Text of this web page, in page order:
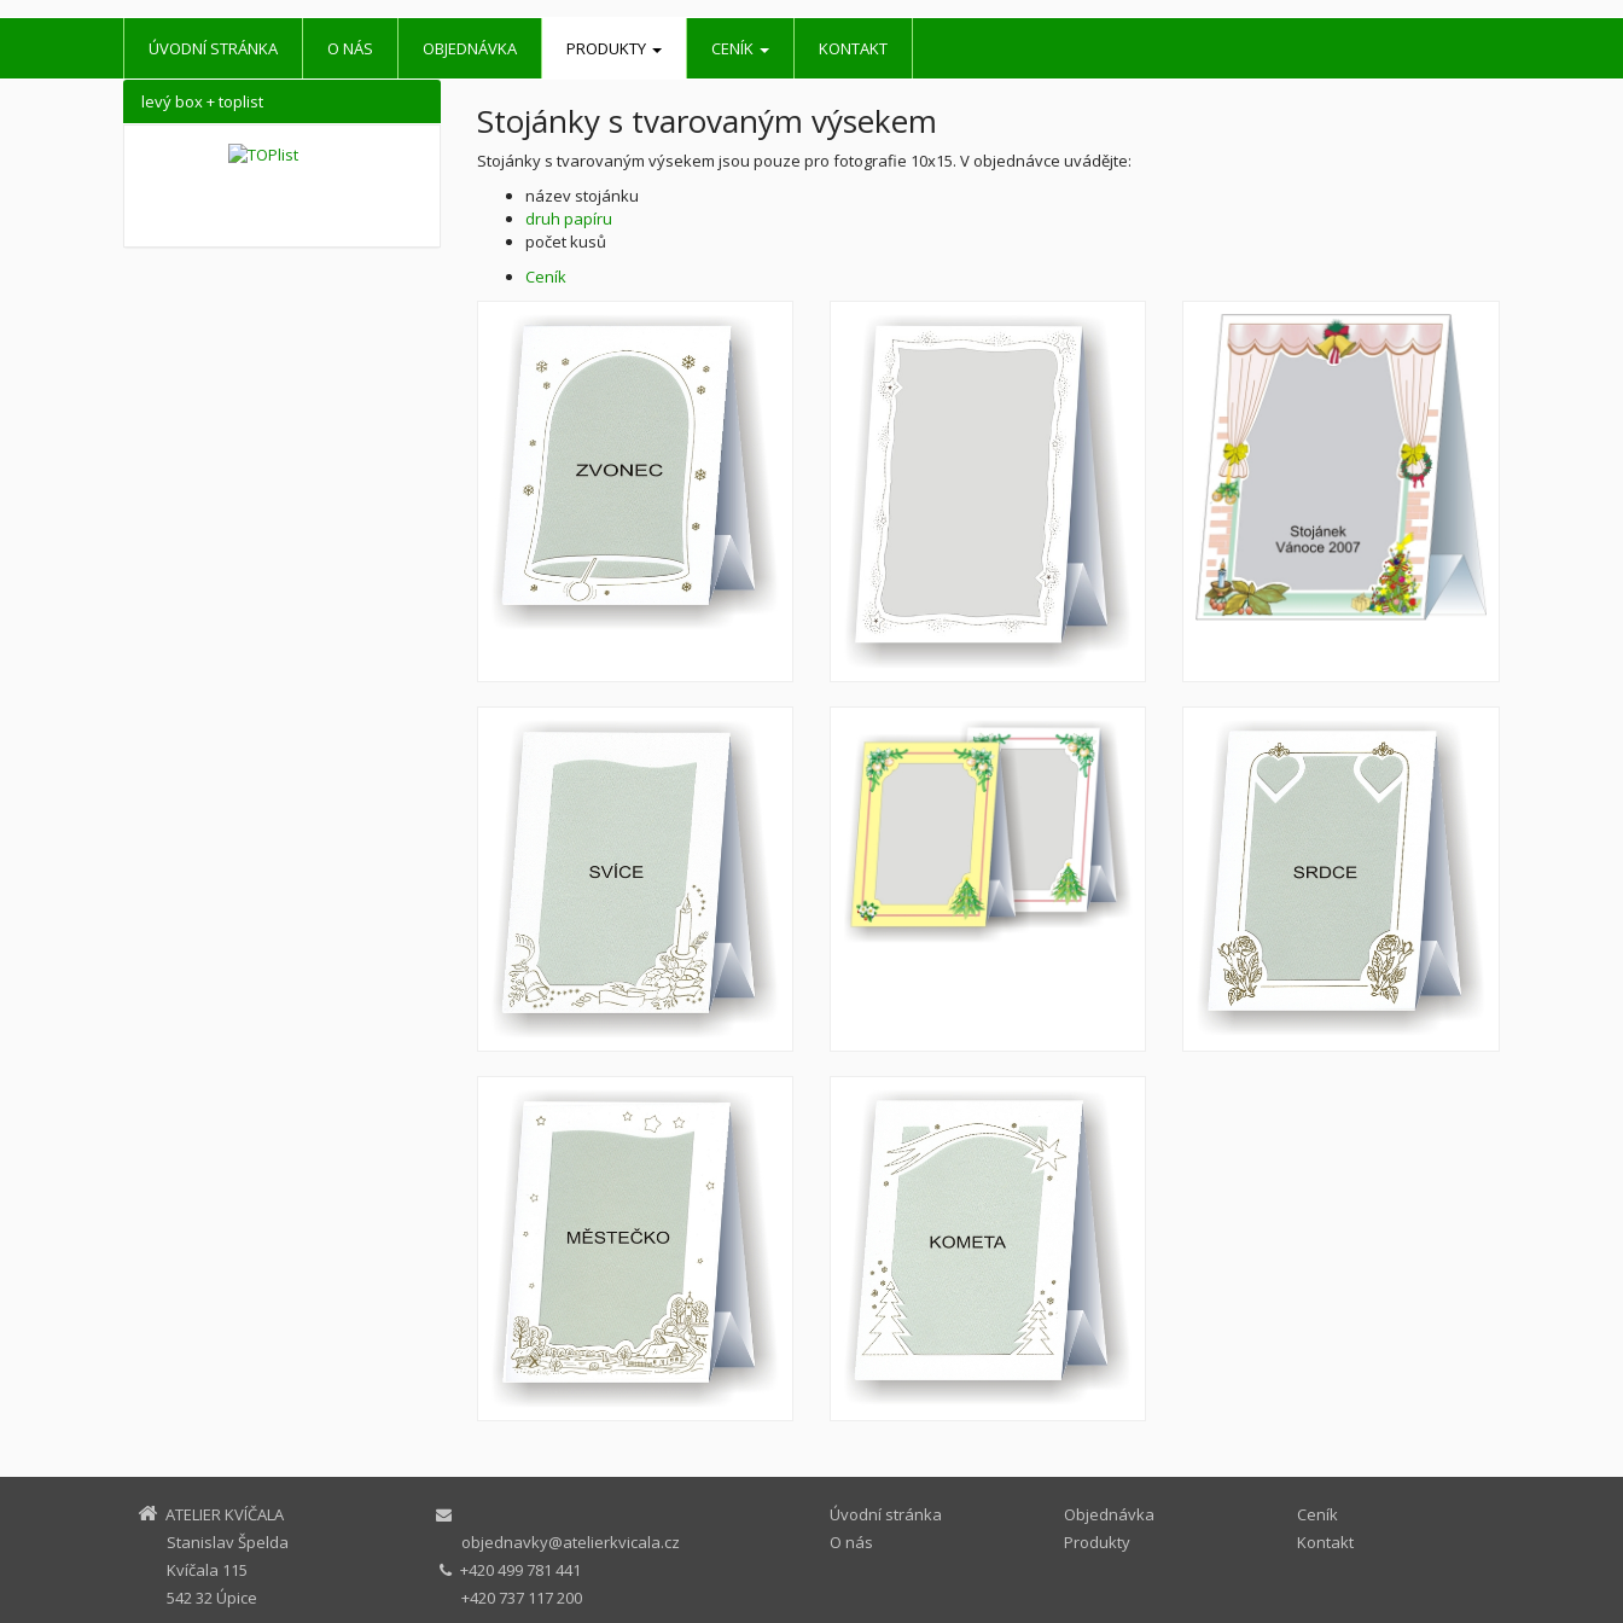
ÚVODNÍ STRÁNKA O NÁS OBJEDNÁVKA PRODUKTY CENÍK KONTAKT
Stojánky s tvarovaným výsekem
Stojánky s tvarovaným výsekem jsou pouze pro fotografie 10x15. V objednávce uvádějte:
název stojánku
druh papíru
počet kusů
Ceník
levý box + toplist
ATELIER KVÍČALA
Stanislav Špelda
Kvíčala 115
542 32 Úpice
objednavky@atelierkvicala.cz
+420 499 781 441
+420 737 117 200
Úvodní stránka
O nás
Objednávka
Produkty
Ceník
Kontakt